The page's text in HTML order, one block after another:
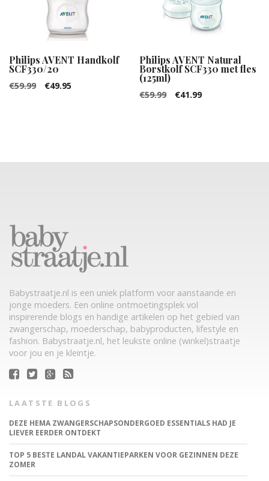
Philips AVENT Handkolf
SCF330/20
€59.99
Oorspronkelijke
€49.95Huidige
Philips AVENT Natural
Borstkolf SCF330 met fles
(125ml)
€59.99
Oorspronkelijke
€41.99Huidige
Babystraatje.nl is een uniek platform voor aanstaande en
jonge moeders. Een online ontmoetingsplek vol
inspirerende blogs en handige artikelen op het gebied van
zwangerschap, moederschap, babyproducten, lifestyle en
fashion. Babystraatje.nl, het leukste online (winkel)straatje
voor jou en je kleintje.
LAATSTE BLOGS
DEZE HEMA ZWANGERSCHAPSONDERGOED ESSENTIALS HAD JE
LIEVER EERDER ONTDEKT
TOP 5 BESTE LANDAL VAKANTIEPARKEN VOOR GEZINNEN DEZE
ZOMER